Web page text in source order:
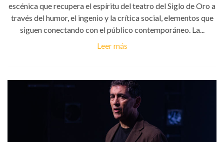
escénica que recupera el espíritu del teatro del Siglo de Oro a
través del humor, el ingenio y la crítica social, elementos que
siguen conectando con el público contemporáneo. La...
Leer más